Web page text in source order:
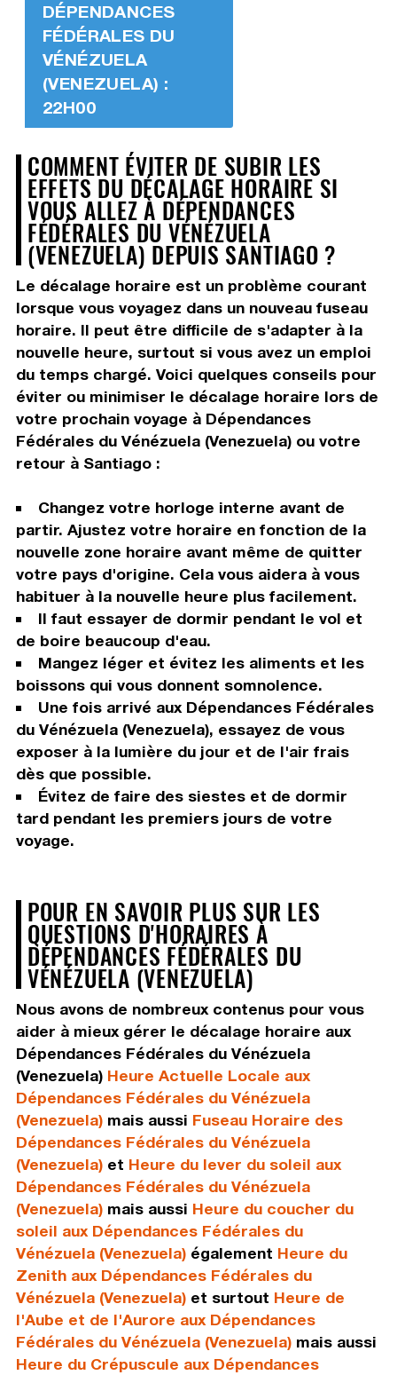
DÉPENDANCES
FÉDÉRALES DU
VÉNÉZUELA
(VENEZUELA) :
22H00
COMMENT ÉVITER DE SUBIR LES
EFFETS DU DÉCALAGE HORAIRE SI
VOUS ALLEZ À DÉPENDANCES
FÉDÉRALES DU VÉNÉZUELA
(VENEZUELA) DEPUIS SANTIAGO ?
Le décalage horaire est un problème courant
lorsque vous voyagez dans un nouveau fuseau
horaire. Il peut être difficile de s'adapter à la
nouvelle heure, surtout si vous avez un emploi
du temps chargé. Voici quelques conseils pour
éviter ou minimiser le décalage horaire lors de
votre prochain voyage à Dépendances
Fédérales du Vénézuela (Venezuela) ou votre
retour à Santiago :
Changez votre horloge interne avant de
partir. Ajustez votre horaire en fonction de la
nouvelle zone horaire avant même de quitter
votre pays d'origine. Cela vous aidera à vous
habituer à la nouvelle heure plus facilement.
Il faut essayer de dormir pendant le vol et
de boire beaucoup d'eau.
Mangez léger et évitez les aliments et les
boissons qui vous donnent somnolence.
Une fois arrivé aux Dépendances Fédérales
du Vénézuela (Venezuela), essayez de vous
exposer à la lumière du jour et de l'air frais
dès que possible.
Évitez de faire des siestes et de dormir
tard pendant les premiers jours de votre
voyage.
POUR EN SAVOIR PLUS SUR LES
QUESTIONS D'HORAIRES À
DÉPENDANCES FÉDÉRALES DU
VÉNÉZUELA (VENEZUELA)
Nous avons de nombreux contenus pour vous
aider à mieux gérer le décalage horaire aux
Dépendances Fédérales du Vénézuela
(Venezuela) Heure Actuelle Locale aux
Dépendances Fédérales du Vénézuela
(Venezuela)mais aussi Fuseau Horaire des
Dépendances Fédérales du Vénézuela
(Venezuela)et Heure du lever du soleil aux
Dépendances Fédérales du Vénézuela
(Venezuela)mais aussi Heure du coucher du
soleil aux Dépendances Fédérales du
Vénézuela (Venezuela)également Heure du
Zenith aux Dépendances Fédérales du
Vénézuela (Venezuela)et surtout Heure de
l'Aube et de l'Aurore aux Dépendances
Fédérales du Vénézuela (Venezuela)mais aussi
Heure du Crépuscule aux Dépendances